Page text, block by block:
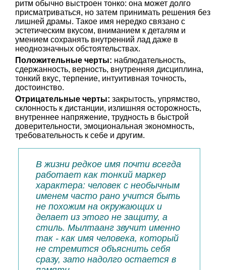
ритм обычно выстроен тонко: она может долго
присматриваться, но затем принимать решения без
лишней драмы. Такое имя нередко связано с
эстетическим вкусом, вниманием к деталям и
умением сохранять внутренний лад даже в
неоднозначных обстоятельствах.
Положительные черты: наблюдательность,
сдержанность, верность, внутренняя дисциплина,
тонкий вкус, терпение, интуитивная точность,
достоинство.
Отрицательные черты: закрытость, упрямство,
склонность к дистанции, излишняя осторожность,
внутреннее напряжение, трудность в быстрой
доверительности, эмоциональная экономность,
требовательность к себе и другим.
В жизни редкое имя почти всегда
работает как тонкий маркер
характера: человек с необычным
именем часто рано учится быть
не похожим на окружающих и
делает из этого не защиту, а
стиль. Мылтаанг звучит именно
так - как имя человека, который
не стремится объяснить себя
сразу, зато надолго остается в